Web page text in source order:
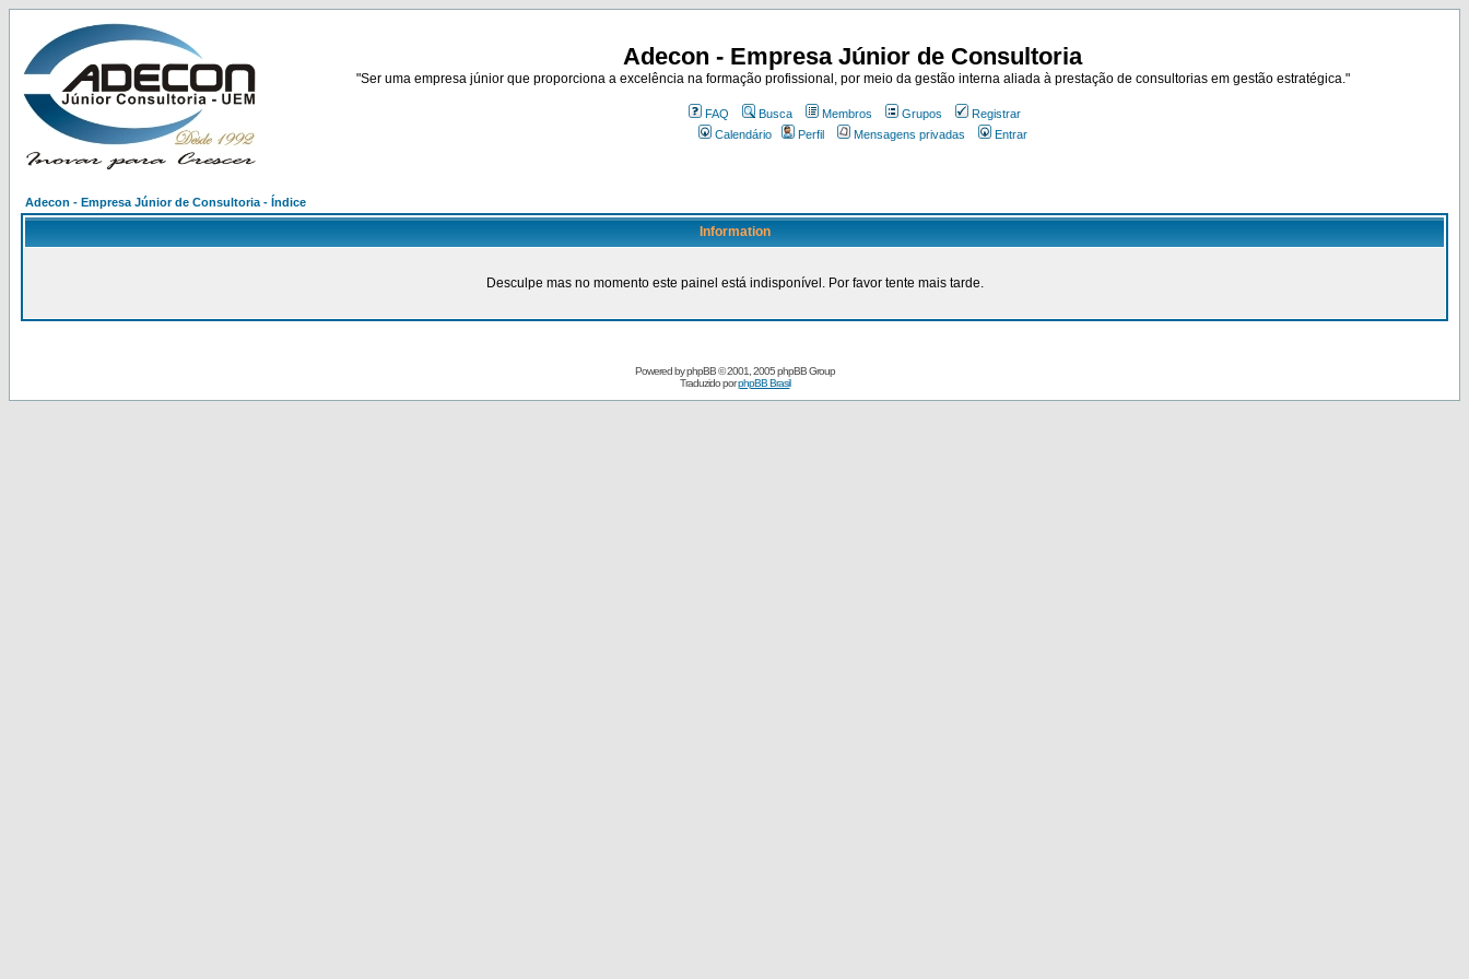
Adecon - Empresa Júnior de Consultoria
"Ser uma empresa júnior que proporciona a excelência na formação profissional, por meio da gestão interna aliada à prestação de consultorias em gestão estratégica."
FAQ Busca Membros Grupos
Registrar
Calendário
Perfil Mensagens privadas Entrar
Adecon - Empresa Júnior de Consultoria - Índice
Information
Desculpe mas no momento este painel está indisponível. Por favor tente mais tarde.
Powered byphpBB© 2001, 2005 phpBB Group
Traduzido porphpBB Brasil